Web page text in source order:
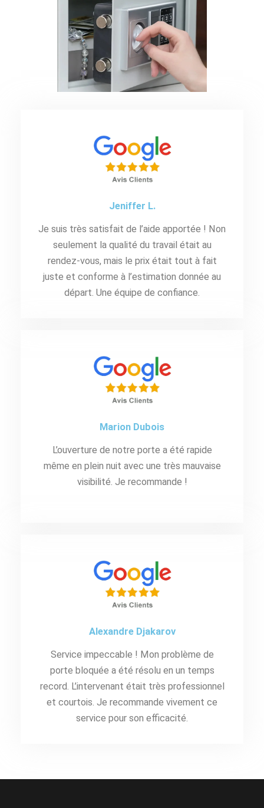
Jeniffer L.
Je suis très satisfait de l’aide apportée ! Non
seulement la qualité du travail était au
rendez-vous, mais le prix était tout à fait
juste et conforme à l’estimation donnée au
départ. Une équipe de confiance.
Marion Dubois
L’ouverture de notre porte a été rapide
même en plein nuit avec une très mauvaise
visibilité. Je recommande !
Alexandre Djakarov
Service impeccable ! Mon problème de
porte bloquée a été résolu en un temps
record. L’intervenant était très professionnel
et courtois. Je recommande vivement ce
service pour son efficacité.